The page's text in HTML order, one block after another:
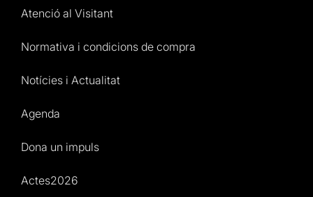
Atenció al Visitant
Normativa i condicions de compra
Notícies i Actualitat
Agenda
Dona un impuls
Actes2026